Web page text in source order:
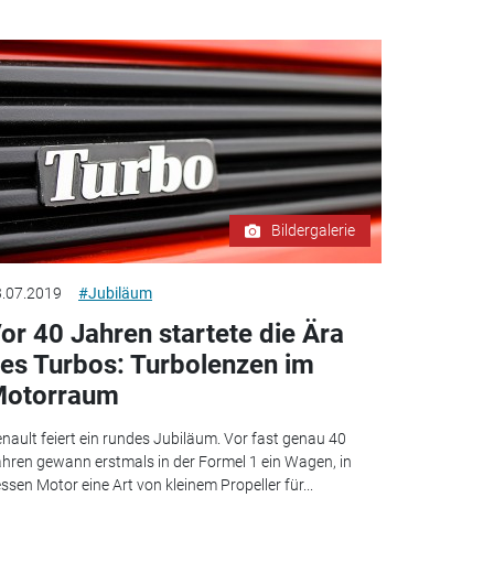
Bildergalerie
#Jubiläum
40 Jahren startete die Ära
Turbos: Turbolenzen im
feiert ein rundes Jubiläum. Vor fast genau 40
gewann erstmals in der Formel 1 ein Wagen, in
Motor eine Art von kleinem Propeller für...